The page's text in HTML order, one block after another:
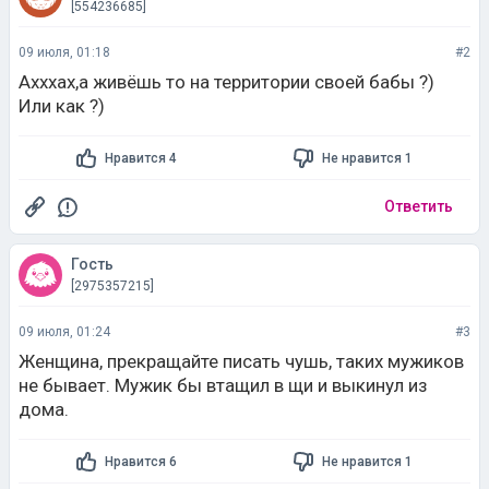
[554236685]
09 июля, 01:18 #2
Ахххах,а живёшь то на территории своей бабы ?)
Или как ?)
Нравится 4 Не нравится 1
Ответить
Гость
[2975357215]
09 июля, 01:24 #3
Женщина, прекращайте писать чушь, таких мужиков
не бывает. Мужик бы втащил в щи и выкинул из
дома.
Нравится 6 Не нравится 1